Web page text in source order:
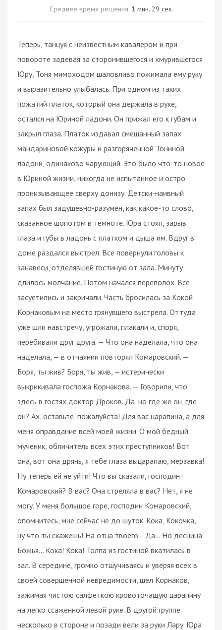
Среднее время решения: 1 мин. 29 сек.
Теперь, танцуя с неизвестным кавалером и при
повороте задевая за сторонившегося и хмурившегося
Юру, Тоня мимоходом шаловливо пожимала ему руку
и выразительно улыбалась. При одном из таких
пожатий платок, который она держала в руке,
остался на Юриной ладони. Он прижал его к губам и
закрыл глаза. Платок издавал смешанный запах
мандариновой кожуры и разгоряченной Тониной
ладони, одинаково чарующий. Это было что-то новое
в Юриной жизни, никогда не испытанное и остро
пронизывающее сверху донизу. Детски-наивный
запах был задушевно-разумен, как какое-то слово,
сказанное шопотом в темноте. Юра стоял, зарыв
глаза и губы в ладонь с платком и дыша им. Вдруг в
доме раздался выстрел. Все повернули головы к
занавеси, отделявшей гостиную от зала. Минуту
длилось молчание. Потом начался переполох. Все
засуетились и закричали. Часть бросилась за Кокой
Корнаковым на место грянувшего выстрела. Оттуда
уже шли навстречу, угрожали, плакали и, споря,
перебивали друг друга. — Что она наделала, что она
наделала, — в отчаянии повторял Комаровский. —
Боря, ты жив? Боря, ты жив, — истерически
выкрикивала госпожа Корнакова. — Говорили, что
здесь в гостях доктор Дроков. Да, но где же он, где
он? Ах, оставьте, пожалуйста! Для вас царапина, а для
меня оправдание всей моей жизни. О мой бедный
мученик, обличитель всех этих преступников! Вот
она, вот она дрянь, я тебе глаза выцарапаю, мерзавка!
Ну теперь ей не уйти! Что вы сказали, господин
Комаровский? В вас? Она стреляла в вас? Нет, я не
могу. У меня большое горе, господин Комаровский,
опомнитесь, мне сейчас не до шуток. Кока, Кокочка,
ну что ты скажешь! На отца твоего... Да... Но десница
Божья... Кока! Кока! Толпа из гостиной вкатилась в
зал. В середине, громко отшучиваясь и уверяя всех в
своей совершенной невредимости, шел Корнаков,
зажимая чистою салфеткою кровоточащую царапину
на легко ссаженной левой руке. В другой группе
несколько в стороне и позади вели за руки Лару. Юра